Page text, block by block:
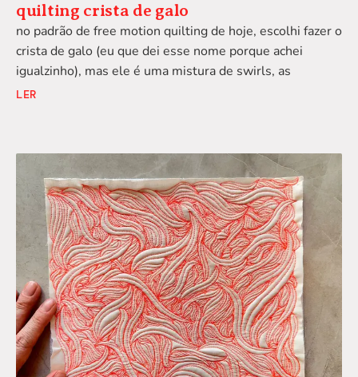
quilting crista de galo
no padrão de free motion quilting de hoje, escolhi fazer o
crista de galo (eu que dei esse nome porque achei
igualzinho), mas ele é uma mistura de swirls, as
LER